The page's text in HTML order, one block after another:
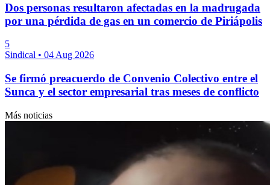
Dos personas resultaron afectadas en la madrugada
por una pérdida de gas en un comercio de Piriápolis
5
Sindical • 04 Aug 2026
Se firmó preacuerdo de Convenio Colectivo entre el
Sunca y el sector empresarial tras meses de conflicto
Más noticias